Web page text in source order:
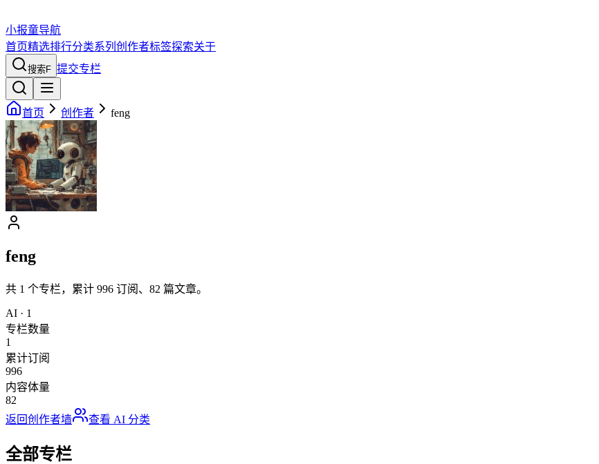
小报童导航
首页精选排行分类系列 创作者标签探索关于
搜索F 提交专栏
首页 创作者 feng
feng
共 1 个专栏，累计 996 订阅、 82 篇文章。
AI · 1
专栏数量
1
累计订阅
996
内容体量
82
返回创作者墙
查看 AI 分类
全部专栏